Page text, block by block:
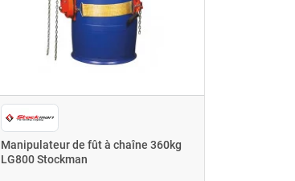
Manipulateur de fût à chaîne 360kg
LG800 Stockman